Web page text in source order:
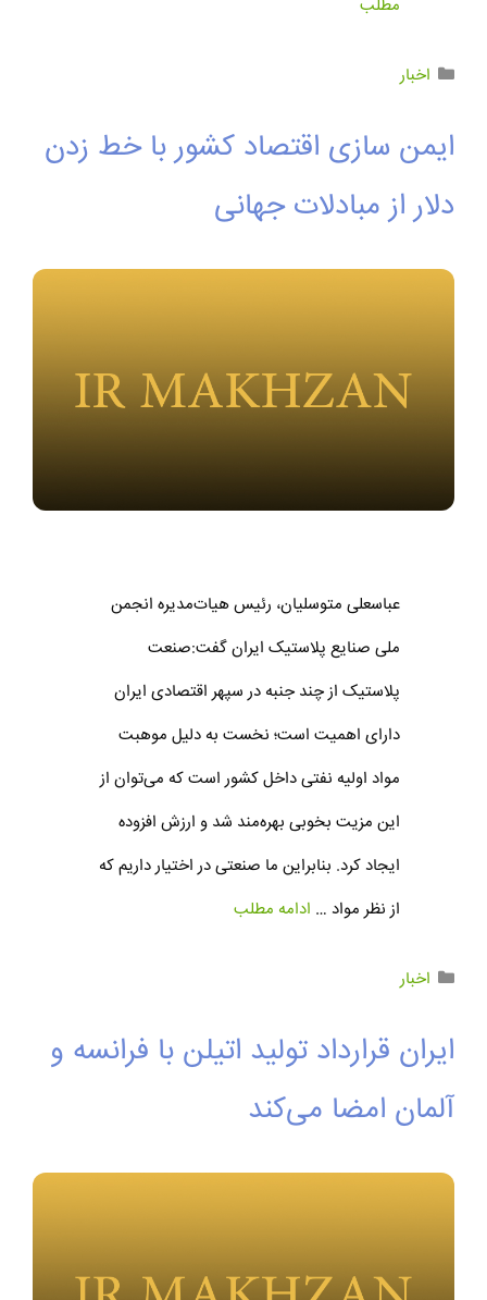
مطلب
اخبار
ایمن سازی اقتصاد کشور با خط زدن
دلار از مبادلات جهانی
عباسعلی متوسلیان، رئیس هیات‌مدیره انجمن
ملی صنایع پلاستیک ایران گفت:صنعت
پلاستیک از چند جنبه در سپهر اقتصادی ایران
دارای اهمیت است؛ نخست به دلیل موهبت
مواد اولیه نفتی داخل کشور است که می‌توان از
این مزیت بخوبی بهره‌مند شد و ارزش افزوده
ایجاد کرد. بنابراین ما صنعتی در اختیار داریم که
از نظر مواد … ادامه مطلب
اخبار
ایران قرارداد تولید اتیلن با فرانسه و
آلمان امضا می‌کند